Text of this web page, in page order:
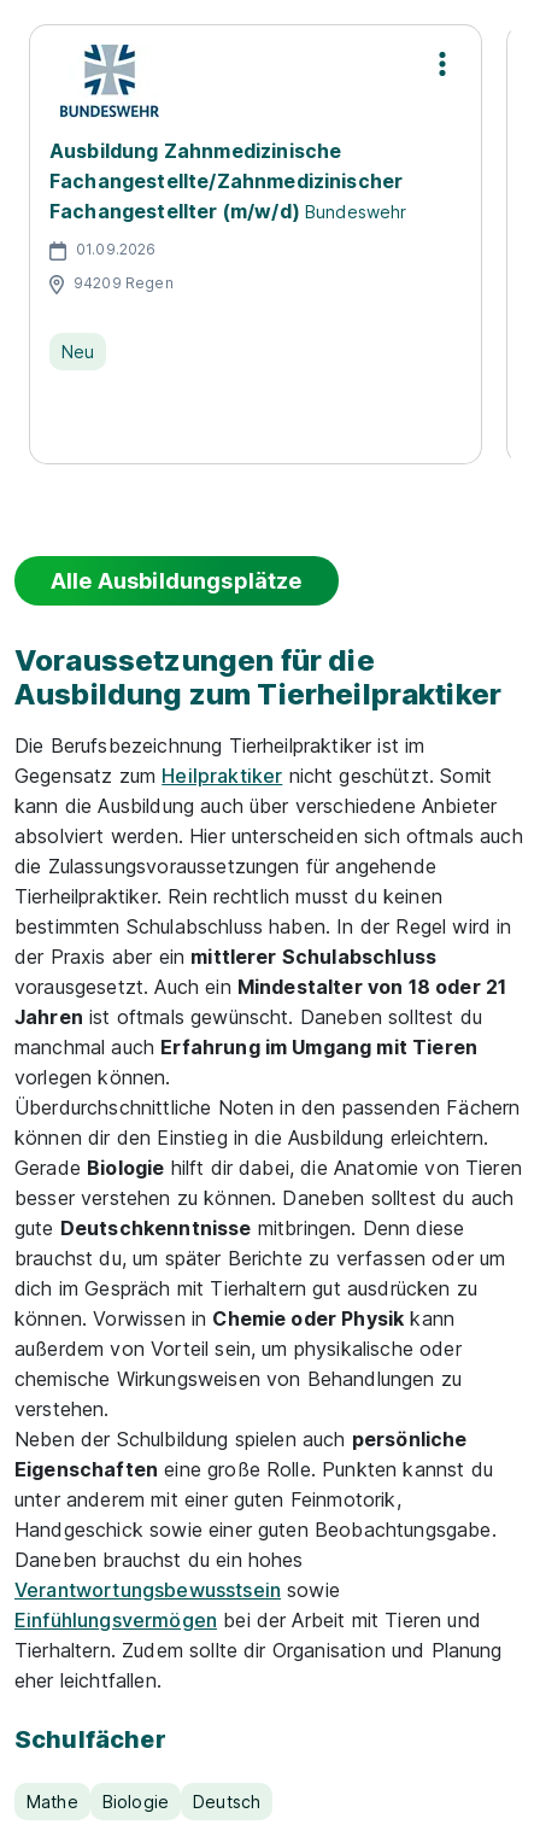
Ausbildung Zahnmedizinische
Fachangestellte/Zahnmedizinischer
Fachangestellter (m/w/d) Bundeswehr
01.09.2026
94209 Regen
Neu
Alle Ausbildungsplätze
Voraussetzungen für die
Ausbildung zum Tierheilpraktiker
Die Berufsbezeichnung Tierheilpraktiker ist im
Gegensatz zum Heilpraktiker nicht geschützt. Somit
kann die Ausbildung auch über verschiedene Anbieter
absolviert werden. Hier unterscheiden sich oftmals auch
die Zulassungsvoraussetzungen für angehende
Tierheilpraktiker. Rein rechtlich musst du keinen
bestimmten Schulabschluss haben. In der Regel wird in
der Praxis aber ein mittlerer Schulabschluss
vorausgesetzt. Auch ein Mindestalter von 18 oder 21
Jahren ist oftmals gewünscht. Daneben solltest du
manchmal auch Erfahrung im Umgang mit Tieren
vorlegen können.
Überdurchschnittliche Noten in den passenden Fächern
können dir den Einstieg in die Ausbildung erleichtern.
Gerade Biologie hilft dir dabei, die Anatomie von Tieren
besser verstehen zu können. Daneben solltest du auch
gute Deutschkenntnisse mitbringen. Denn diese
brauchst du, um später Berichte zu verfassen oder um
dich im Gespräch mit Tierhaltern gut ausdrücken zu
können. Vorwissen in Chemie oder Physik kann
außerdem von Vorteil sein, um physikalische oder
chemische Wirkungsweisen von Behandlungen zu
verstehen.
Neben der Schulbildung spielen auch persönliche
Eigenschaften eine große Rolle. Punkten kannst du
unter anderem mit einer guten Feinmotorik,
Handgeschick sowie einer guten Beobachtungsgabe.
Daneben brauchst du ein hohes
Verantwortungsbewusstsein sowie
Einfühlungsvermögen bei der Arbeit mit Tieren und
Tierhaltern. Zudem sollte dir Organisation und Planung
eher leichtfallen.
Schulfächer
Mathe Biologie Deutsch